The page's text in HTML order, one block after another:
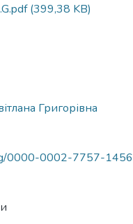
(399,38 KB)
Григорівна
0000-0002-7757-1456